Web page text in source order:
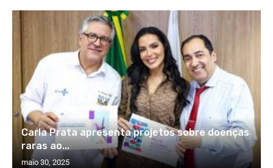
Carla Prata apresenta projetos sobre doenças
raras ao...
maio 30, 2025